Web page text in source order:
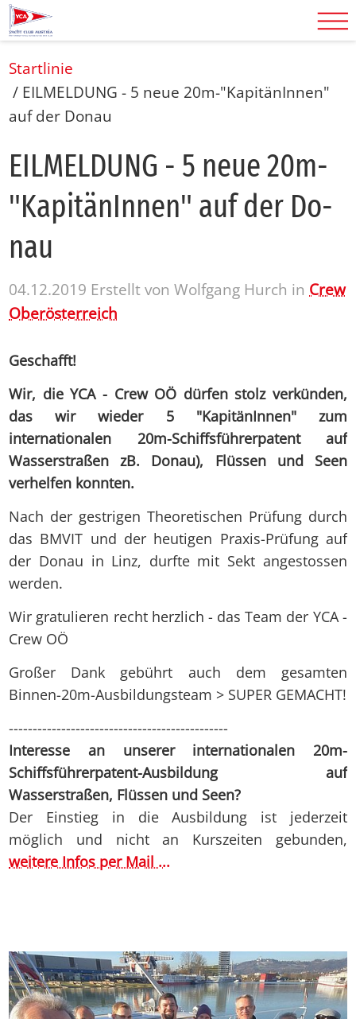
Startlinie
/ EILMELDUNG - 5 neue 20m-"KapitänInnen"
auf der Donau
EIL­MEL­DUNG - 5 neue 20m-
"Ka­pi­tä­nIn­nen" auf der Do­
nau
04.12.2019 Erstellt vonWolfgang Hurch in Crew
Oberösterreich
Geschafft!
Wir, die YCA - Crew OÖ dürfen stolz verkünden,
das wir wieder 5 "KapitänInnen" zum
internationalen 20m-Schiffsführerpatent auf
Wasserstraßen zB. Donau), Flüssen und Seen
verhelfen konnten.
Nach der gestrigen Theoretischen Prüfung durch
das BMVIT und der heutigen Praxis-Prüfung auf
der Donau in Linz, durfte mit Sekt angestossen
werden.
Wir gratulieren recht herzlich - das Team der YCA -
Crew OÖ
Großer Dank gebührt auch dem gesamten
Binnen-20m-Ausbildungsteam > SUPER GEMACHT!
----------------------------------------------
Interesse an unserer internationalen 20m-
Schiffsführerpatent-Ausbildung auf
Wasserstraßen, Flüssen und Seen?
Der Einstieg in die Ausbildung ist jederzeit
möglich und nicht an Kurszeiten gebunden,
weitere Infos per Mail ...